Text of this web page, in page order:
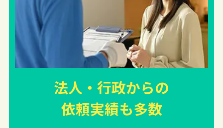
法人・行政からの
依頼実績も多数